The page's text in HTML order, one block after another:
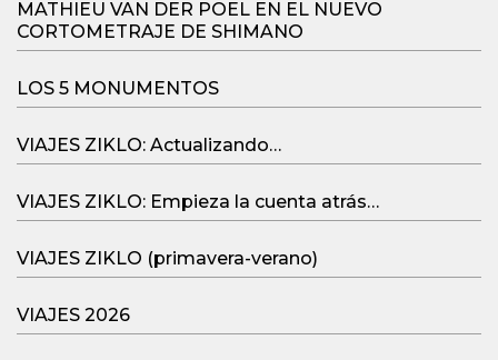
MATHIEU VAN DER POEL EN EL NUEVO
CORTOMETRAJE DE SHIMANO
LOS 5 MONUMENTOS
VIAJES ZIKLO: Actualizando…
VIAJES ZIKLO: Empieza la cuenta atrás…
VIAJES ZIKLO (primavera-verano)
VIAJES 2026